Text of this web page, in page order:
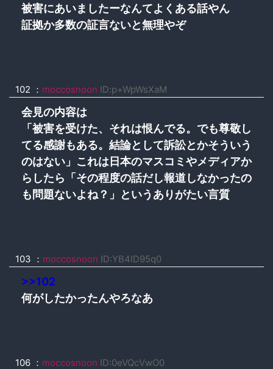
被害にあいましたーなんてよくある話やん
証拠か多数の証言ないと無理やぞ
102 ： moccosnoon ID:p+WpWsXaM
会見の内容は
「被害を受けた、それは恨んでる。でも尊敬し
てる感謝もある。結論として訴訟とかそういう
のはない」これは日本のマスコミやメディアか
らしたら「その程度の話だし報道しなかったの
も問題ないよね？」というありがたい言質
103 ： moccosnoon ID:YB4ID95q0
>>102
何がしたかったんやろなあ
106 ： moccosnoon ID:0eVQcVwO0